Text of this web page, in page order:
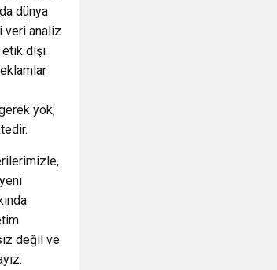
dünya
veri analiz
dışı
yok;
değil ve